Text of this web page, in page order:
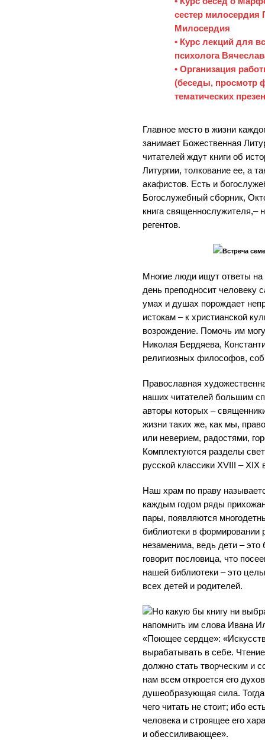
сестер
Милосердия
• Курс лекций для
психолога
• Организация
(беседы, просмотр
тематических
Главное место в жизни
занимает Божественная
читателей ждут книги об
Литургии, толкование ее, а
акафистов. Есть и
Богослужебный сборник,
книга священнослужителя,–
регентов.
Встреча
Многие люди ищут ответы
день преподносит человеку
умах и душах порождает
истокам – к христианской
возрождение. Помочь им
Николая Бердяева,
религиозных философов,
Православная
наших читателей большим
авторы которых –
жизни таких же, как мы,
или неверием, радостями,
Комплектуются разделы
русской классики ХVIII – ХIХ
Наш храм по праву
каждым годом ряды
пары, появляются
библиотеки в формировании
незаменима, ведь дети –
говорит пословица, что
нашей библиотеки – это
всех детей и родителей.
Но какую бы книгу ни
напомнить им слова Ивана
«Поющее сердце»:
вырабатывать в себе.
должно стать творческим и
нам всем откроется его
душеобразующая сила.
чего читать не стоит; ибо
человека и строящее его
и обессиливающее».